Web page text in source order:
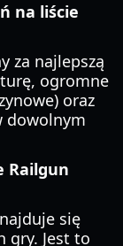
na liście
za najlepszą
ogromne
oraz
dowolnym
Railgun
się
gry. Jest to